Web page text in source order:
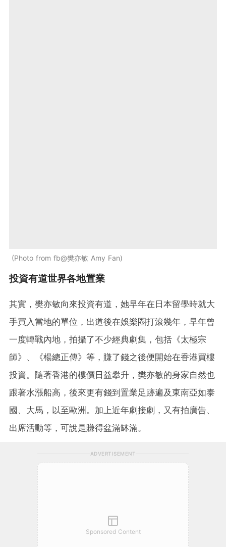
Photo from fb@樊亦敏 Amy Fan
投資有道世界各地置業
其實，樊亦敏向來投資有道，她早年在日本留學時就大
手買入當地的單位，出道後在娛樂圈打滾幾年，早年曾
一度轉戰內地，拍攝了不少經典劇集，包括《太極宗
師》、《楊總正傳》等，賺了錢之後便開始在香港買樓
投資。隨著香港的樓價日益攀升，樊亦敏的身家自然也
跟著水漲船高，後來更有錢到置業足跡遍及東南亞如泰
國、大馬，以至歐洲。加上近年劇接劇，又有拍廣告、
出席活動等，可說是賺得盆滿缽滿。
ADVERTISEMENT
Sponsored Content